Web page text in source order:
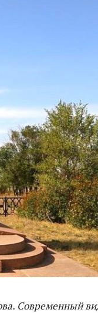
Современный